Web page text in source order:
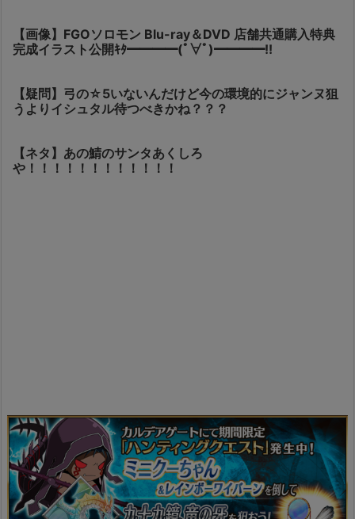
【画像】FGOソロモン Blu-ray＆DVD 店舗共通購入特典
完成イラスト公開ｷﾀ━━━━(ﾟ∀ﾟ)━━━━!!
【疑問】弓の☆5いないんだけど今の環境的にジャンヌ狙
うよりイシュタル待つべきかね？？？
【ネタ】あの鯖のサンタあくしろ
や！！！！！！！！！！！！